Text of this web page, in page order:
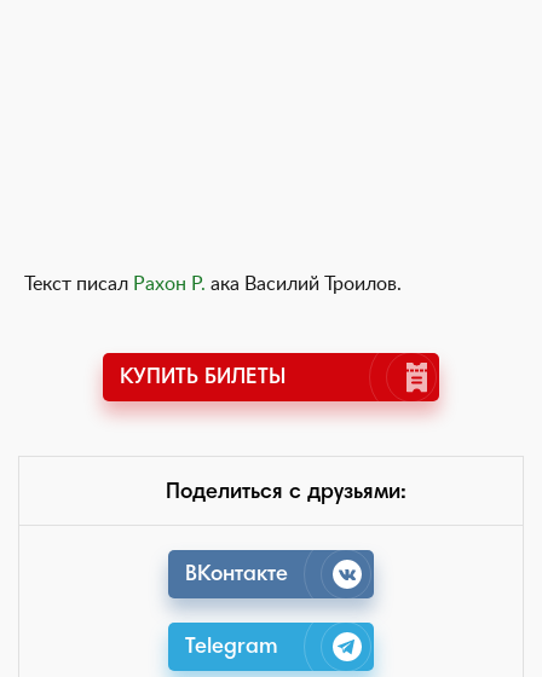
Текст писал Рахон Р. ака Василий Троилов.
КУПИТЬ БИЛЕТЫ
Поделиться с друзьями:
ВКонтакте
Telegram